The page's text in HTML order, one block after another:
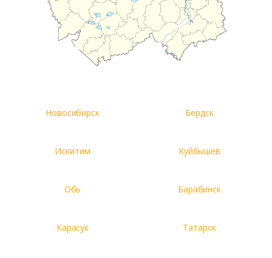
Новосибирск Бердск
Искитим Куйбышев
Обь Барабинск
Карасук Татарск